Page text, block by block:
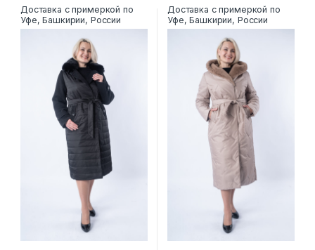
Доставка с примеркой по
Уфе, Башкирии, России
Доставка с примеркой по
Уфе, Башкирии, России